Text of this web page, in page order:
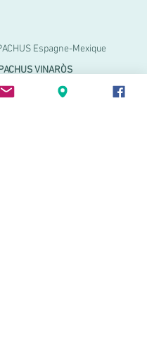
Espagne-Mexique
VINARÒS
Mayor 27-29